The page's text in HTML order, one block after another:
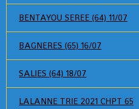
BENTAYOU SEREE (64) 11/07
BAGNERES (65) 16/07
SALIES (64) 18/07
LALANNE TRIE 2021 CHPT 65